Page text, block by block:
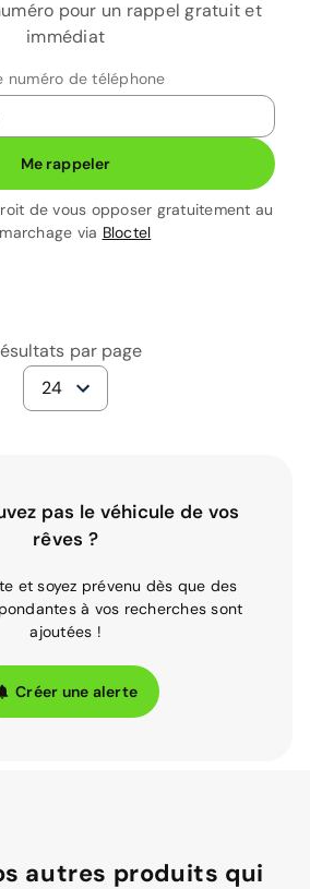
pour un rappel gratuit et
immédiat
numéro de téléphone
Me rappeler
de vous opposer gratuitement au
via Bloctel
par page
24
pas le véhicule de vos
rêves ?
et soyez prévenu dès que des
à vos recherches sont
ajoutées !
Créer une alerte
autres produits qui